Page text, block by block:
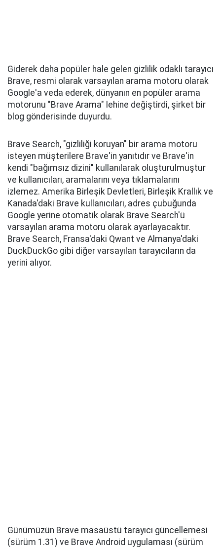
Giderek daha popüler hale gelen gizlilik odaklı tarayıcı
Brave, resmi olarak varsayılan arama motoru olarak
Google'a veda ederek, dünyanın en popüler arama
motorunu "Brave Arama" lehine değiştirdi, şirket bir
blog gönderisinde duyurdu.
Brave Search, "gizliliği koruyan" bir arama motoru
isteyen müşterilere Brave'in yanıtıdır ve Brave'in
kendi "bağımsız dizini" kullanılarak oluşturulmuştur
ve kullanıcıları, aramalarını veya tıklamalarını
izlemez. Amerika Birleşik Devletleri, Birleşik Krallık ve
Kanada'daki Brave kullanıcıları, adres çubuğunda
Google yerine otomatik olarak Brave Search'ü
varsayılan arama motoru olarak ayarlayacaktır.
Brave Search, Fransa'daki Qwant ve Almanya'daki
DuckDuckGo gibi diğer varsayılan tarayıcıların da
yerini alıyor.
Günümüzün Brave masaüstü tarayıcı güncellemesi
(sürüm 1.31) ve Brave Android uygulaması (sürüm